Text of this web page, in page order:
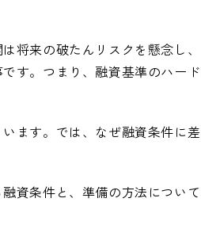
将来の破たんリスクを懸念し、
す。つまり、融資基準のハード
ます。では、なぜ融資条件に差
資条件と、準備の方法について